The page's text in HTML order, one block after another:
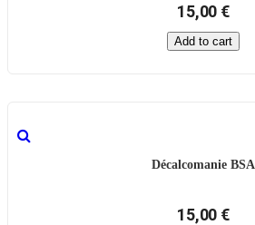
15,00 €
Add to cart
Décalcomanie BSA
15,00 €